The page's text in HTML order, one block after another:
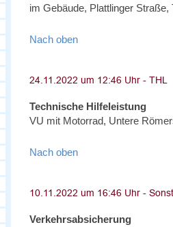
im Gebäude, Plattlinger Straße,
Nach oben
Technische Hilfeleistung
VU mit Motorrad, Untere
Nach oben
Verkehrsabsicherung